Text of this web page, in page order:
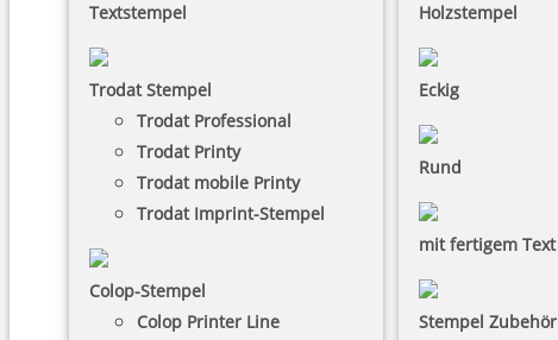
Textstempel
Trodat Stempel
Trodat Professional
Trodat Printy
Trodat mobile Printy
Trodat Imprint-Stempel
Colop-Stempel
Colop Printer Line
Holzstempel
Eckig
Rund
mit fertigem Text
Stempel Zubehör